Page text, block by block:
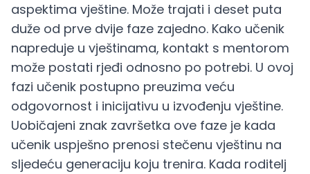
aspektima vještine. Može trajati i deset puta
duže od prve dvije faze zajedno. Kako učenik
napreduje u vještinama, kontakt s mentorom
može postati rjeđi odnosno po potrebi. U ovoj
fazi učenik postupno preuzima veću
odgovornost i inicijativu u izvođenju vještine.
Uobičajeni znak završetka ove faze je kada
učenik uspješno prenosi stečenu vještinu na
sljedeću generaciju koju trenira. Kada roditelj